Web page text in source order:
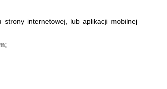
internetowej, lub aplikacji mobilnej